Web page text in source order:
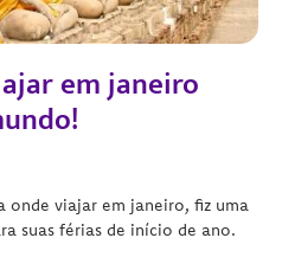
em janeiro
onde viajar em janeiro, fiz uma
suas férias de início de ano.